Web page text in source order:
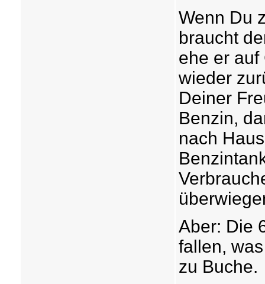
Wenn Du
braucht
ehe er auf
wieder
Deiner
Benzin,
nach
Aber: Die
fallen,
zu Buche.